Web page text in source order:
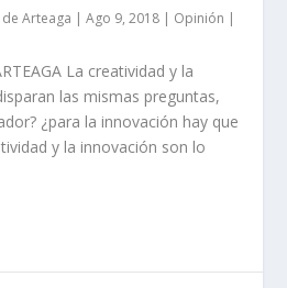
Arteaga |Ago 9, 2018 | Opinión |
La creatividad y la
las mismas preguntas,
¿para la innovación hay que
y la innovación son lo